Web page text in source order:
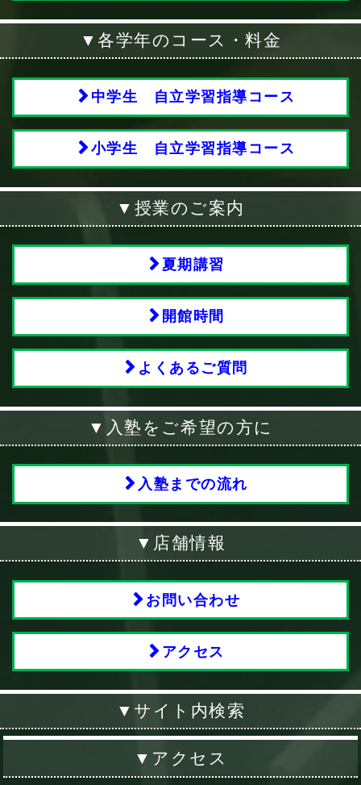
▼各学年のコース・料金
中学生 自立学習指導コース
小学生 自立学習指導コース
▼授業のご案内
夏期講習
開館時間
よくあるご質問
▼入塾をご希望の方に
入塾までの流れ
▼店舗情報
お問い合わせ
アクセス
▼サイト内検索
▼アクセス